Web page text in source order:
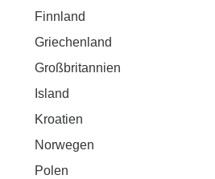
Finnland
Griechenland
Großbritannien
Island
Kroatien
Norwegen
Polen